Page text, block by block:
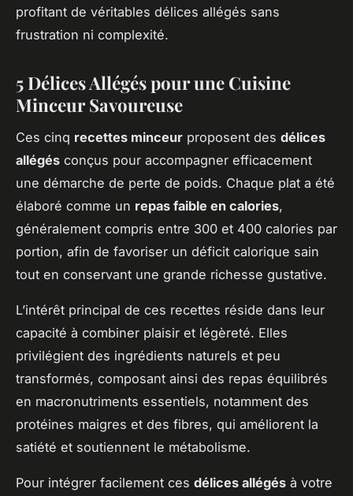
profitant de véritables délices allégés sans
frustration ni complexité.
5 Délices Allégés pour une Cuisine
Minceur Savoureuse
Ces cinq recettes minceur proposent des délices
allégés conçus pour accompagner efficacement
une démarche de perte de poids. Chaque plat a été
élaboré comme un repas faible en calories,
généralement compris entre 300 et 400 calories par
portion, afin de favoriser un déficit calorique sain
tout en conservant une grande richesse gustative.
L’intérêt principal de ces recettes réside dans leur
capacité à combiner plaisir et légèreté. Elles
privilégient des ingrédients naturels et peu
transformés, composant ainsi des repas équilibrés
en macronutriments essentiels, notamment des
protéines maigres et des fibres, qui améliorent la
satiété et soutiennent le métabolisme.
Pour intégrer facilement ces délices allégés à votre